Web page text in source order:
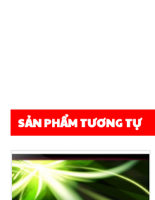
SẢN PHẨM TƯƠNG TỰ